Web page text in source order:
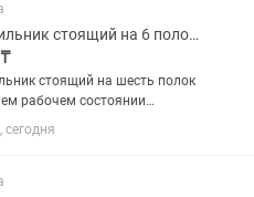
Морозильник стоящий на 6 полок в алматы
стоящий на шесть полок
рабочем состоянии
отлично подойдет для
для всех продуктов рн
с вашей доплатой